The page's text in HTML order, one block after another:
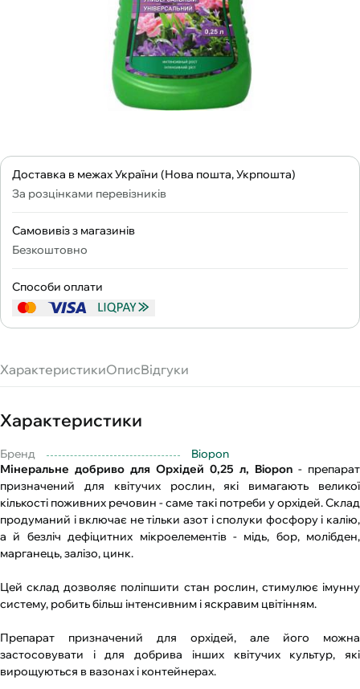
Доставка в межах України (Нова пошта, Укрпошта)
За розцінками перевізників
Самовивіз з магазинів
Безкоштовно
Способи оплати
ХарактеристикиОписВідгуки
Характеристики
Бренд
Biopon
Мінеральне добриво для Орхідей 0,25 л, Biopon - препарат
призначений для квітучих рослин, які вимагають великої
кількості поживних речовин - саме такі потреби у орхідей. Склад
продуманий і включає не тільки азот і сполуки фосфору і калію,
а й безліч дефіцитних мікроелементів - мідь, бор, молібден,
марганець, залізо, цинк.
Цей склад дозволяє поліпшити стан рослин, стимулює імунну
систему, робить більш інтенсивним і яскравим цвітінням.
Препарат призначений для орхідей, але його можна
застосовувати і для добрива інших квітучих культур, які
вирощуються в вазонах і контейнерах.